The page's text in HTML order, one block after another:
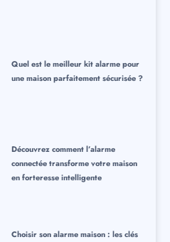
Quel est le meilleur kit alarme pour
une maison parfaitement sécurisée ?
Découvrez comment l’alarme
connectée transforme votre maison
en forteresse intelligente
Choisir son alarme maison : les clés